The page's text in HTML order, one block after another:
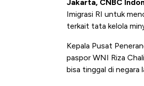
Jakarta, CNBC
Imigrasi RI untuk
terkait tata kelola
Kepala Pusat
paspor WNI Riza
bisa tinggal di negara